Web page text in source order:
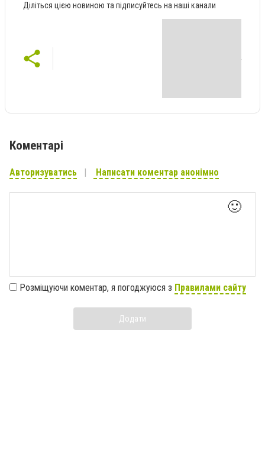
Діліться цією новиною та підписуйтесь на наші канали
Коментарі
Авторизуватись Написати коментар анонімно
🙂
Розміщуючи коментар, я погоджуюся з Правилами сайту
Додати